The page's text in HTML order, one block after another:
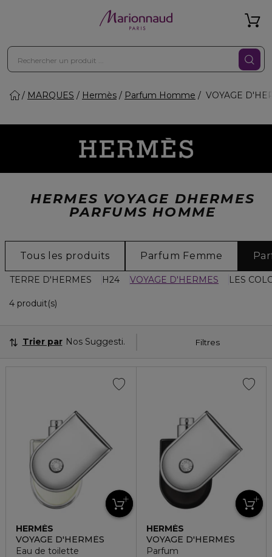
MARQUES Hermès Parfum Homme VOYAGE
HERMES VOYAGE DHERMES
PARFUMS HOMME
Tous les produits Parfum Femme
TERRE D'HERMES H24 VOYAGE D'HERMES LES
4 produit(s)
Filtres
Trier par Nos Suggestions
HERMÈS
VOYAGE D'HERMÈS
Eau de toilette
HERMÈS
VOYAGE D'HERMÈS
Parfum